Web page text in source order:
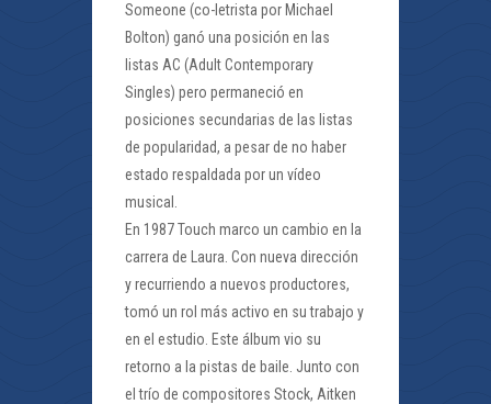
Someone (co-letrista por Michael
Bolton) ganó una posición en las
listas AC (Adult Contemporary
Singles) pero permaneció en
posiciones secundarias de las listas
de popularidad, a pesar de no haber
estado respaldada por un vídeo
musical.
En 1987 Touch marco un cambio en la
carrera de Laura. Con nueva dirección
y recurriendo a nuevos productores,
tomó un rol más activo en su trabajo y
en el estudio. Este álbum vio su
retorno a la pistas de baile. Junto con
el trío de compositores Stock, Aitken